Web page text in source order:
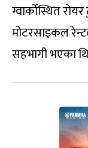
ग्वार्कोस्थित
मोटरसाइकल
सहभागी भएका